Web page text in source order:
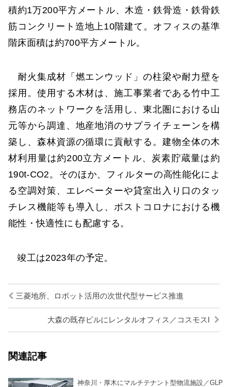
積約1万200平方メートル、木造・鉄骨造・鉄骨鉄
筋コンクリート造地上10階建て。オフィスの基準
階床面積は約700平方メートル。
耐火集成材「燃エンウッド」の柱梁や耐力壁を
採用。使用する木材は、施工事業者である竹中工
務店のネットワークを活用し、東北圏における山
元等から調達、地産地消のサプライチェーンを構
築し、森林資源の循環に貢献する。建物全体の木
材利用量は約200立方メートル、炭素貯蔵量は約
190t-CO2。そのほか、フィルターの高性能化によ
る空調対策、エレベーターや貸室出入り口のタッ
チレス機能等も導入し、ポストコロナにおける機
能性・快適性にも配慮する。
竣工は2023年の予定。
三菱地所、ロボット活用の次世代型サービス推進
大森の既存ビルにレンタルオフィス／コスモスI
関連記事
神奈川・厚木にマルチテナント型物流施設／GLP